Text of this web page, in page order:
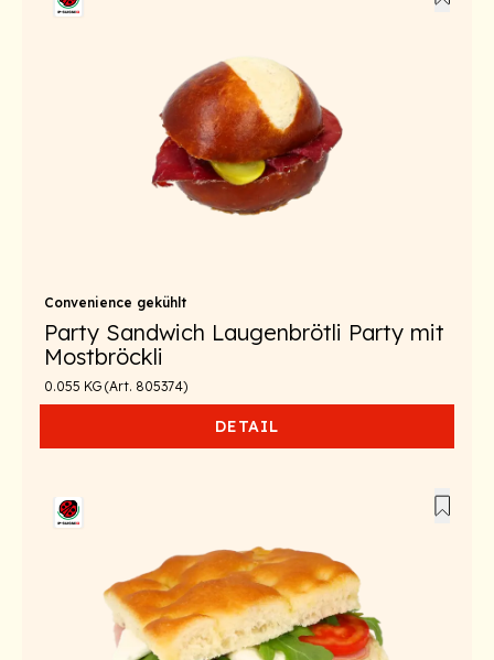
Convenience gekühlt
Party Sandwich Laugenbrötli Party mit
Mostbröckli
0.055 KG (Art. 805374)
DETAIL